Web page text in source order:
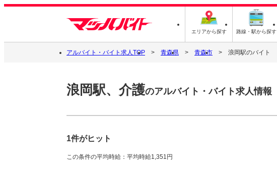
エリアから探す 路線・駅から探す
アルバイト・バイト求人TOP 青森県 青森市 浪岡駅のバイト
浪岡駅、介護のアルバイト・バイト求人情報
1件がヒット
この条件の平均時給：平均時給1,351円